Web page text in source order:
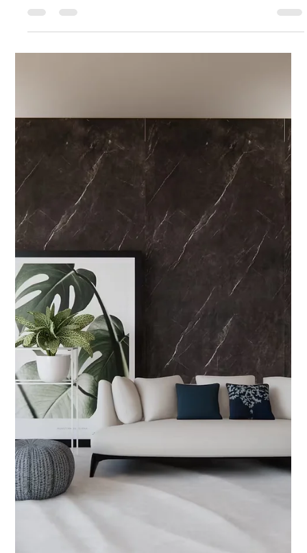
3 de mar. 2 min de leitura
Como valorizar um imóvel sem
reforma pesada
Valorizar um imóvel não precisa significar meses de
obra, sujeira e gastos imprevisíveis.